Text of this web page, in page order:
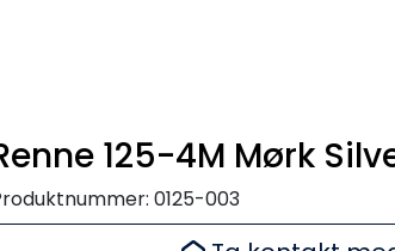
125-4M Mørk
0125-003